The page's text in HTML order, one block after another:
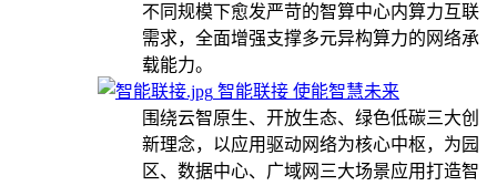
不同规模下愈发严苛的智算中心内算力互联
需求，全面增强支撑多元异构算力的网络承
载能力。
智能联接 使能智慧未来
围绕云智原生、开放生态、绿色低碳三大创
新理念，以应用驱动网络为核心中枢，为园
区、数据中心、广域网三大场景应用打造智